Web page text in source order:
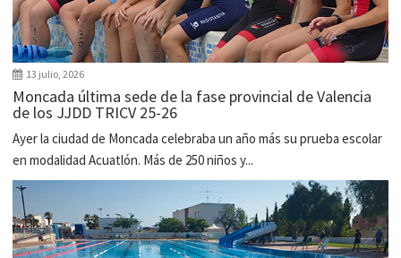
13 julio, 2026
Moncada última sede de la fase provincial de Valencia
de los JJDD TRICV 25-26
Ayer la ciudad de Moncada celebraba un año más su prueba escolar
en modalidad Acuatlón. Más de 250 niños y...